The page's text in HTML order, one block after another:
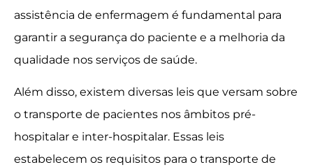
assistência de enfermagem é fundamental para
garantir a segurança do paciente e a melhoria da
qualidade nos serviços de saúde.
Além disso, existem diversas leis que versam sobre
o transporte de pacientes nos âmbitos pré-
hospitalar e inter-hospitalar. Essas leis
estabelecem os requisitos para o transporte de